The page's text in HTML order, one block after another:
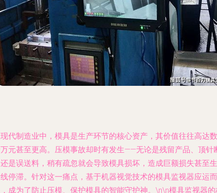
代制造业中，模具是生产环节的核心资产，其价值往往高达数
元甚至更高。压模事故却时有发生——无论是残留产品、顶针
是误送料，稍有疏忽就会导致模具损坏，造成巨额损失甚至生
停滞。针对这一痛点，基于机器视觉技术的模具监视器应运而
成为了防止压模、保护模具的智能守护神。\n\n模具监视器